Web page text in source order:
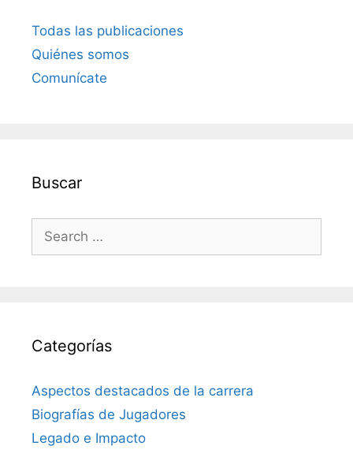
Todas las publicaciones
Quiénes somos
Comunícate
Buscar
for:
Categorías
Aspectos destacados de la carrera
Biografías de Jugadores
Legado e Impacto